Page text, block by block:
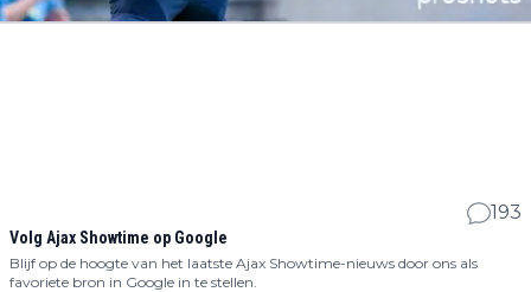
193
Volg Ajax Showtime op Google
Blijf op de hoogte van het laatste Ajax Showtime-nieuws door ons als
favoriete bron in Google in te stellen.